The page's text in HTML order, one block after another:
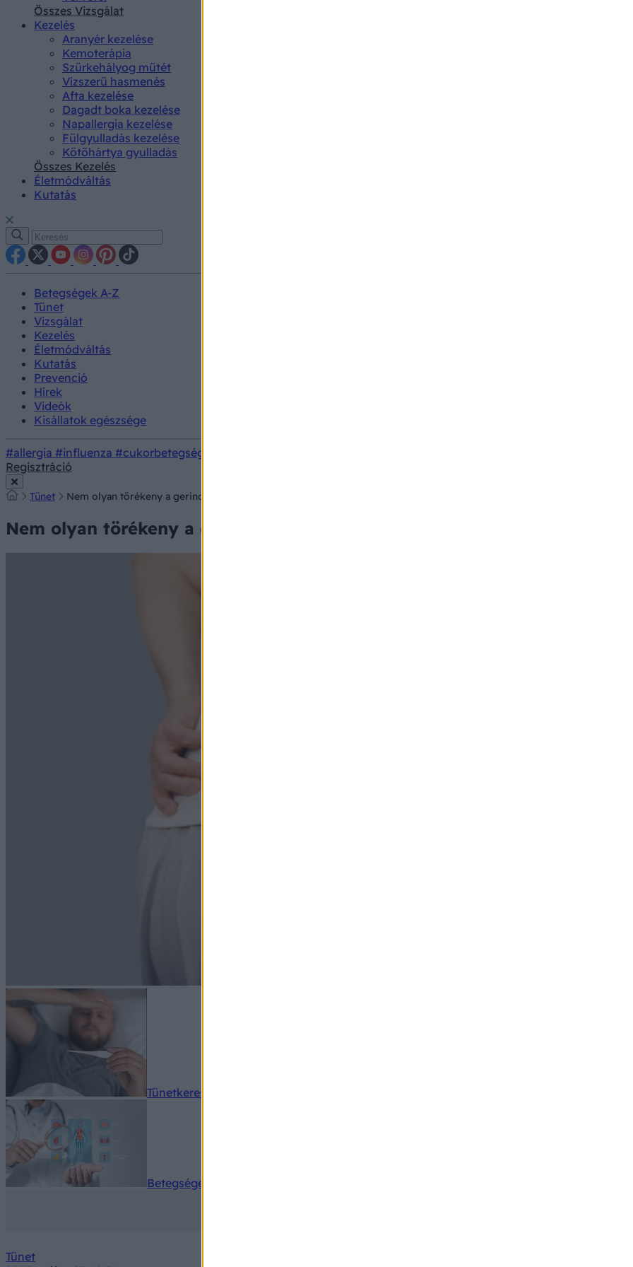
Összes Vizsgálat
Kezelés
Aranyér kezelése
Kemoterápia
Szürkehályog műtét
Vízszerű hasmenés
Afta kezelése
Dagadt boka kezelése
Napallergia kezelése
Fülgyulladás kezelése
Kötőhártya gyulladás
Összes Kezelés
Életmódváltás
Kutatás
Betegségek A-Z
Tünet
Vizsgálat
Kezelés
Életmódváltás
Kutatás
Prevenció
Hírek
Videók
Kisállatok egészsége
#allergia #influenza #cukorbetegség
Regisztráció
Tünet Nem olyan törékeny a gerinc, mint egy hímes tojás!
Nem olyan törékeny a gerinc, mint egy hímes tojás!
Tünetkereső
Betegségek A-Z
Tünet